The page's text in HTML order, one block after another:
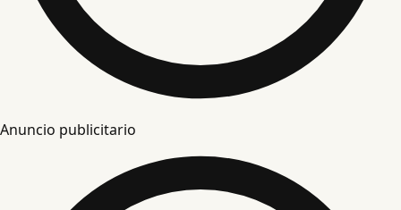
Anuncio publicitario